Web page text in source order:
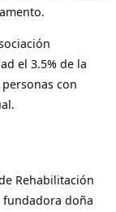
el 3.5% de la
con
Rehabilitación
fundadora doña